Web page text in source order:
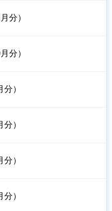
分）
分）
）
）
）
）